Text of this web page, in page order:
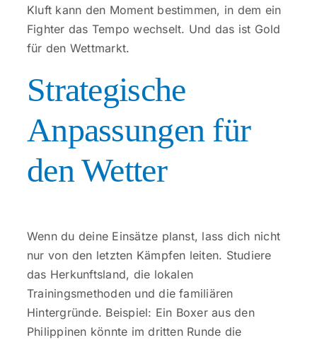
Kluft kann den Moment bestimmen, in dem ein
Fighter das Tempo wechselt. Und das ist Gold
für den Wettmarkt.
Strategische
Anpassungen für
den Wetter
Wenn du deine Einsätze planst, lass dich nicht
nur von den letzten Kämpfen leiten. Studiere
das Herkunftsland, die lokalen
Trainingsmethoden und die familiären
Hintergründe. Beispiel: Ein Boxer aus den
Philippinen könnte im dritten Runde die